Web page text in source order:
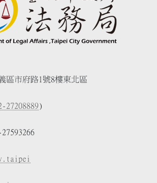
區市府路1號8樓東北區
27208889)